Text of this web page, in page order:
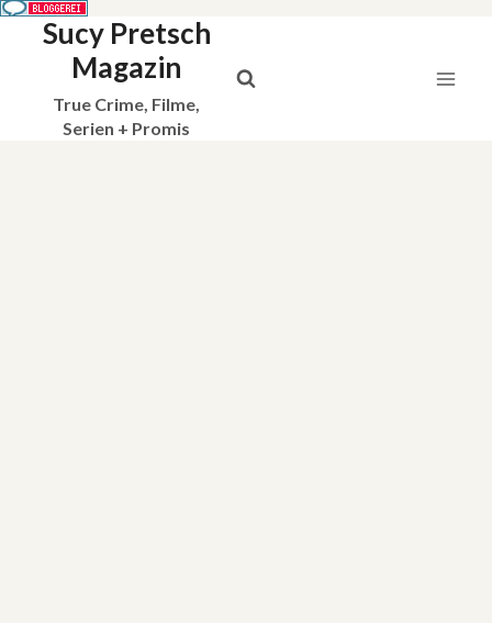
Sucy Pretsch
Magazin
True Crime, Filme,
Serien + Promis